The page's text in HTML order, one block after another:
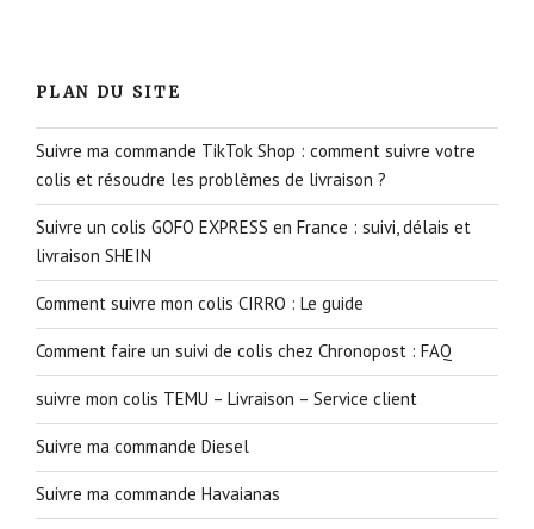
PLAN DU SITE
Suivre ma commande TikTok Shop : comment suivre votre
colis et résoudre les problèmes de livraison ?
Suivre un colis GOFO EXPRESS en France : suivi, délais et
livraison SHEIN
Comment suivre mon colis CIRRO : Le guide
Comment faire un suivi de colis chez Chronopost : FAQ
suivre mon colis TEMU – Livraison – Service client
Suivre ma commande Diesel
Suivre ma commande Havaianas